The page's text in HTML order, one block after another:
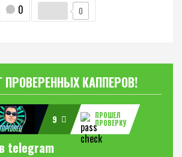
0 0
ПРОВЕРЕННЫХ КАППЕРОВ!
9
ПРОШЕЛ
ПРОВЕРКУ
telegram